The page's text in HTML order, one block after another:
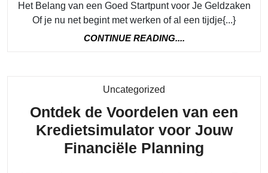
Het Belang van een Goed Startpunt voor Je Geldzaken
Of je nu net begint met werken of al een tijdje{...}
CONTINUE READING....
Uncategorized
Ontdek de Voordelen van een
Kredietsimulator voor Jouw
Financiële Planning